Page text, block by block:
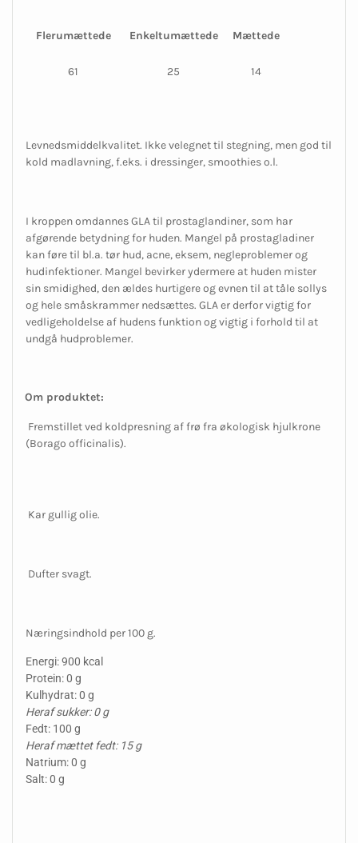
Flerumættede Enkeltumættede Mættede
61 25 14
Levnedsmiddelkvalitet. Ikke velegnet til stegning, men god til
kold madlavning, f.eks. i dressinger, smoothies o.l.
I kroppen omdannes GLA til prostaglandiner, som har
afgørende betydning for huden. Mangel på prostagladiner
kan føre til bl.a. tør hud, acne, eksem, negleproblemer og
hudinfektioner. Mangel bevirker ydermere at huden mister
sin smidighed, den ældes hurtigere og evnen til at tåle sollys
og hele småskrammer nedsættes. GLA er derfor vigtig for
vedligeholdelse af hudens funktion og vigtig i forhold til at
undgå hudproblemer.
Om produktet:
Fremstillet ved koldpresning af frø fra økologisk hjulkrone
(Borago officinalis).
Kar gullig olie.
Dufter svagt.
Næringsindhold per 100 g.
Energi: 900 kcal
Protein: 0 g
Kulhydrat: 0 g
Heraf sukker: 0 g
Fedt: 100 g
Heraf mættet fedt: 15 g
Natrium: 0 g
Salt: 0 g